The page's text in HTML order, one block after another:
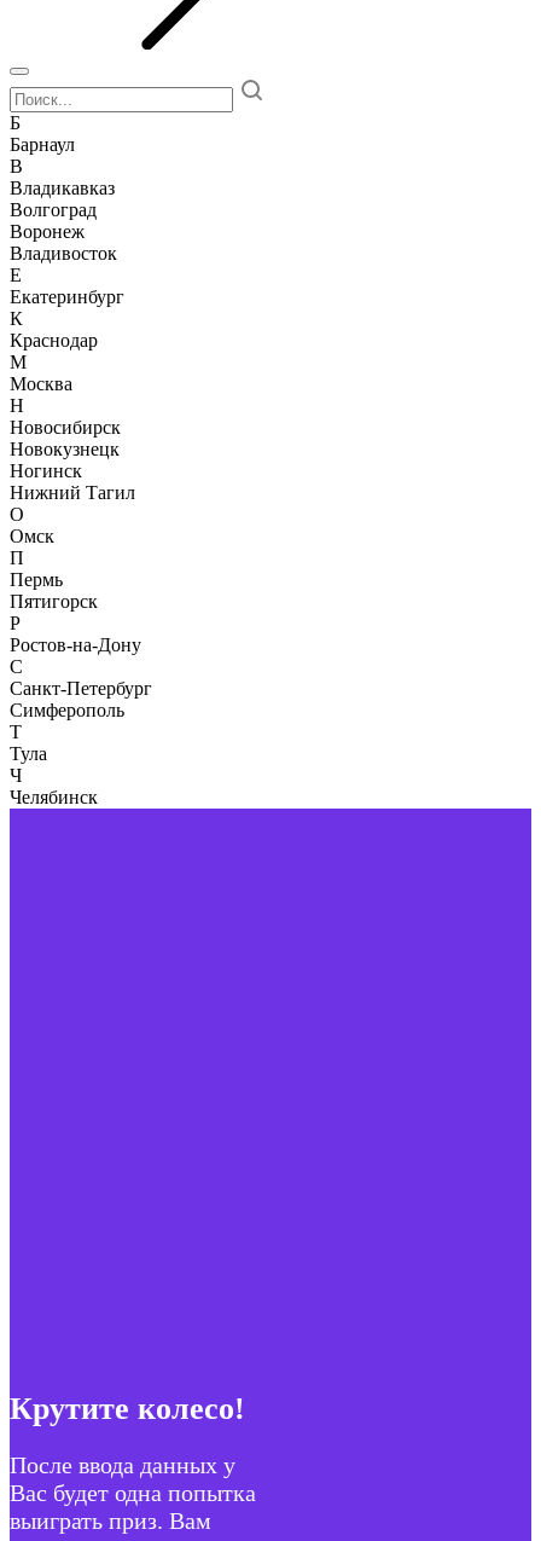
Б
Барнаул
В
Владикавказ
Волгоград
Воронеж
Владивосток
Е
Екатеринбург
К
Краснодар
М
Москва
Н
Новосибирск
Новокузнецк
Ногинск
Нижний Тагил
О
Омск
П
Пермь
Пятигорск
Р
Ростов-на-Дону
С
Санкт-Петербург
Симферополь
Т
Тула
Ч
Челябинск
Крутите колесо!
После ввода данных у
Вас будет одна попытка
выиграть приз. Вам